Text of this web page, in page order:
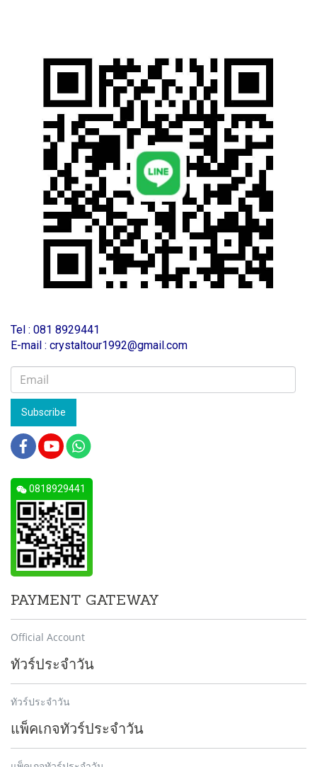
Tel : 081 8929441
E-mail : crystaltour1992@gmail.com
Subscribe
0818929441
PAYMENT GATEWAY
Official Account
ทัวร์ประจำวัน
ทัวร์ประจำวัน
แพ็คเกจทัวร์ประจำวัน